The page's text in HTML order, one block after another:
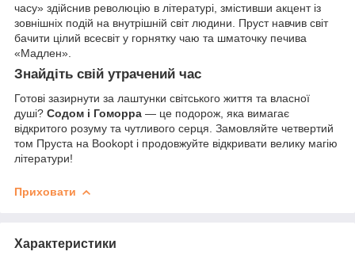
часу» здійснив революцію в літературі, змістивши акцент із
зовнішніх подій на внутрішній світ людини. Пруст навчив світ
бачити цілий всесвіт у горнятку чаю та шматочку печива
«Мадлен».
Знайдіть свій утрачений час
Готові зазирнути за лаштунки світського життя та власної
душі? Содом і Гоморра — це подорож, яка вимагає
відкритого розуму та чутливого серця. Замовляйте четвертий
том Пруста на Bookopt і продовжуйте відкривати велику магію
літератури!
Приховати
Характеристики